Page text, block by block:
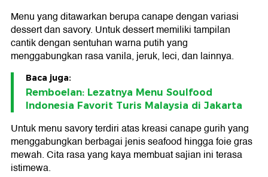
Menu yang ditawarkan berupa canape dengan variasi
dessert dan savory. Untuk dessert memiliki tampilan
cantik dengan sentuhan warna putih yang
menggabungkan rasa vanila, jeruk, leci, dan lainnya.
Baca juga:
Remboelan: Lezatnya Menu Soulfood
Indonesia Favorit Turis Malaysia di Jakarta
Untuk menu savory terdiri atas kreasi canape gurih yang
menggabungkan berbagai jenis seafood hingga foie gras
mewah. Cita rasa yang kaya membuat sajian ini terasa
istimewa.